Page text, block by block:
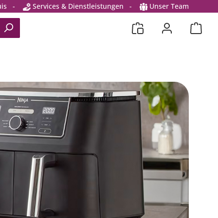
- Services & Dienstleistungen - Unser Team